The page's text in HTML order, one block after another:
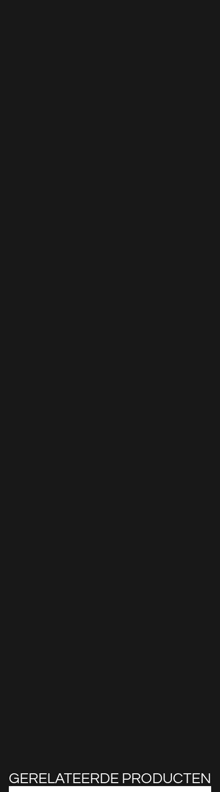
GERELATEERDE PRODUCTEN